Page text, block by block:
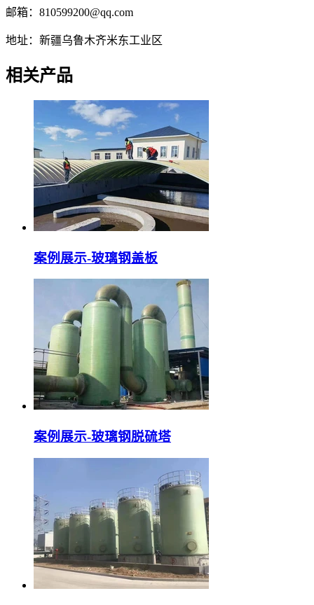
邮箱：810599200@qq.com
地址：新疆乌鲁木齐米东工业区
相关产品
案例展示-玻璃钢盖板
案例展示-玻璃钢脱硫塔